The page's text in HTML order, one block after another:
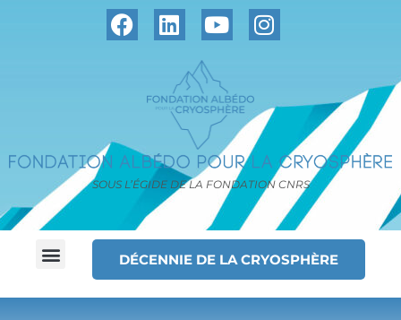
SOUS L’ÉGIDE DE LA FONDATION CNRS
DÉCENNIE DE LA CRYOSPHÈRE